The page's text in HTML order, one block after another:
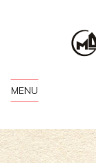
MENU